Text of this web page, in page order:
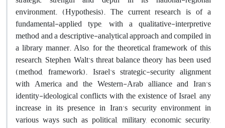
environment. (Hypothesis). The current research is of a
fundamental-applied type, with a qualitative-interpretive
method and a descriptive-analytical approach and compiled in
a library manner. Also, for the theoretical framework of this
research, Stephen Walt's threat balance theory has been used
(method, framework). Israel's strategic-security alignment
with America and the Western-Arab alliance and Iran's
identity-ideological conflicts with the existence of Israel, any
increase in its presence in Iran's security environment in
various ways such as political, military, economic security,